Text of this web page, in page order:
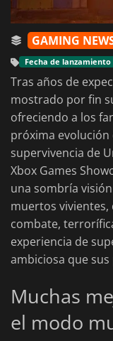
GAMING
Fecha de lanzamiento
Tras años de
mostrado por fin
ofreciendo a los
próxima
supervivencia de
Xbox Games
una sombría
muertos vivientes,
combate,
experiencia de
ambiciosa que
Muchas
el modo